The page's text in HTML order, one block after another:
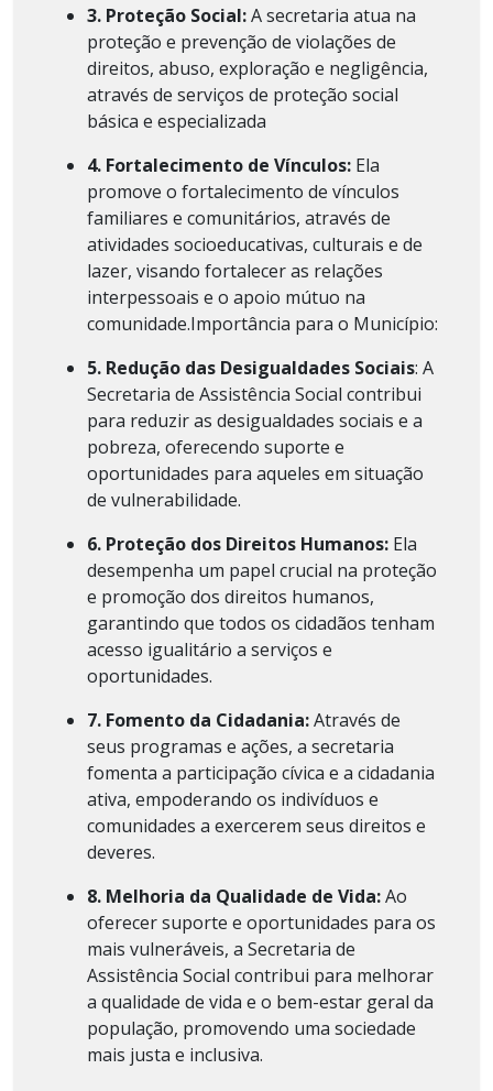
3. Proteção Social:A secretaria atua na
proteção e prevenção de violações de
direitos, abuso, exploração e negligência,
através de serviços de proteção social
básica e especializada
4. Fortalecimento de Vínculos: Ela
promove o fortalecimento de vínculos
familiares e comunitários, através de
atividades socioeducativas, culturais e de
lazer, visando fortalecer as relações
interpessoais e o apoio mútuo na
comunidade.Importância para o Município:
5. Redução das Desigualdades Sociais: A
Secretaria de Assistência Social contribui
para reduzir as desigualdades sociais e a
pobreza, oferecendo suporte e
oportunidades para aqueles em situação
de vulnerabilidade.
6. Proteção dos Direitos Humanos: Ela
desempenha um papel crucial na proteção
e promoção dos direitos humanos,
garantindo que todos os cidadãos tenham
acesso igualitário a serviços e
oportunidades.
7. Fomento da Cidadania:Através de
seus programas e ações, a secretaria
fomenta a participação cívica e a cidadania
ativa, empoderando os indivíduos e
comunidades a exercerem seus direitos e
deveres.
8. Melhoria da Qualidade de Vida:Ao
oferecer suporte e oportunidades para os
mais vulneráveis, a Secretaria de
Assistência Social contribui para melhorar
a qualidade de vida e o bem-estar geral da
população, promovendo uma sociedade
mais justa e inclusiva.